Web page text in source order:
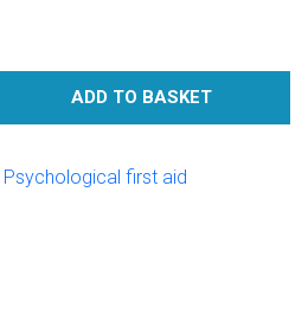
ADD TO BASKET
Psychological first aid